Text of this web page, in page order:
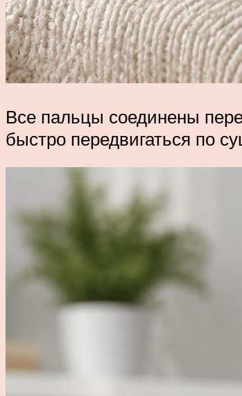
Все пальцы соединены
быстро передвигаться по